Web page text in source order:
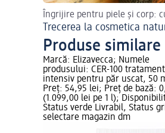
Îngrijire pentru piele și corp:
Trecerea la cosmetica
Produse similare
Marcă: Elizavecca; Numele
produsului: CER-100 tratament
intensiv pentru păr uscat, 50
Preț: 54,95 lei; Preț de bază:
(1.099,00 lei pe 1 l);
Status verde Livrabil, Status
selectare magazin dm